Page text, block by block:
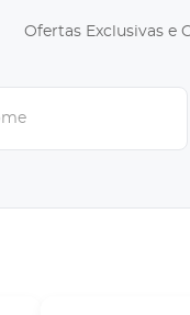
Ofertas Exclusivas e